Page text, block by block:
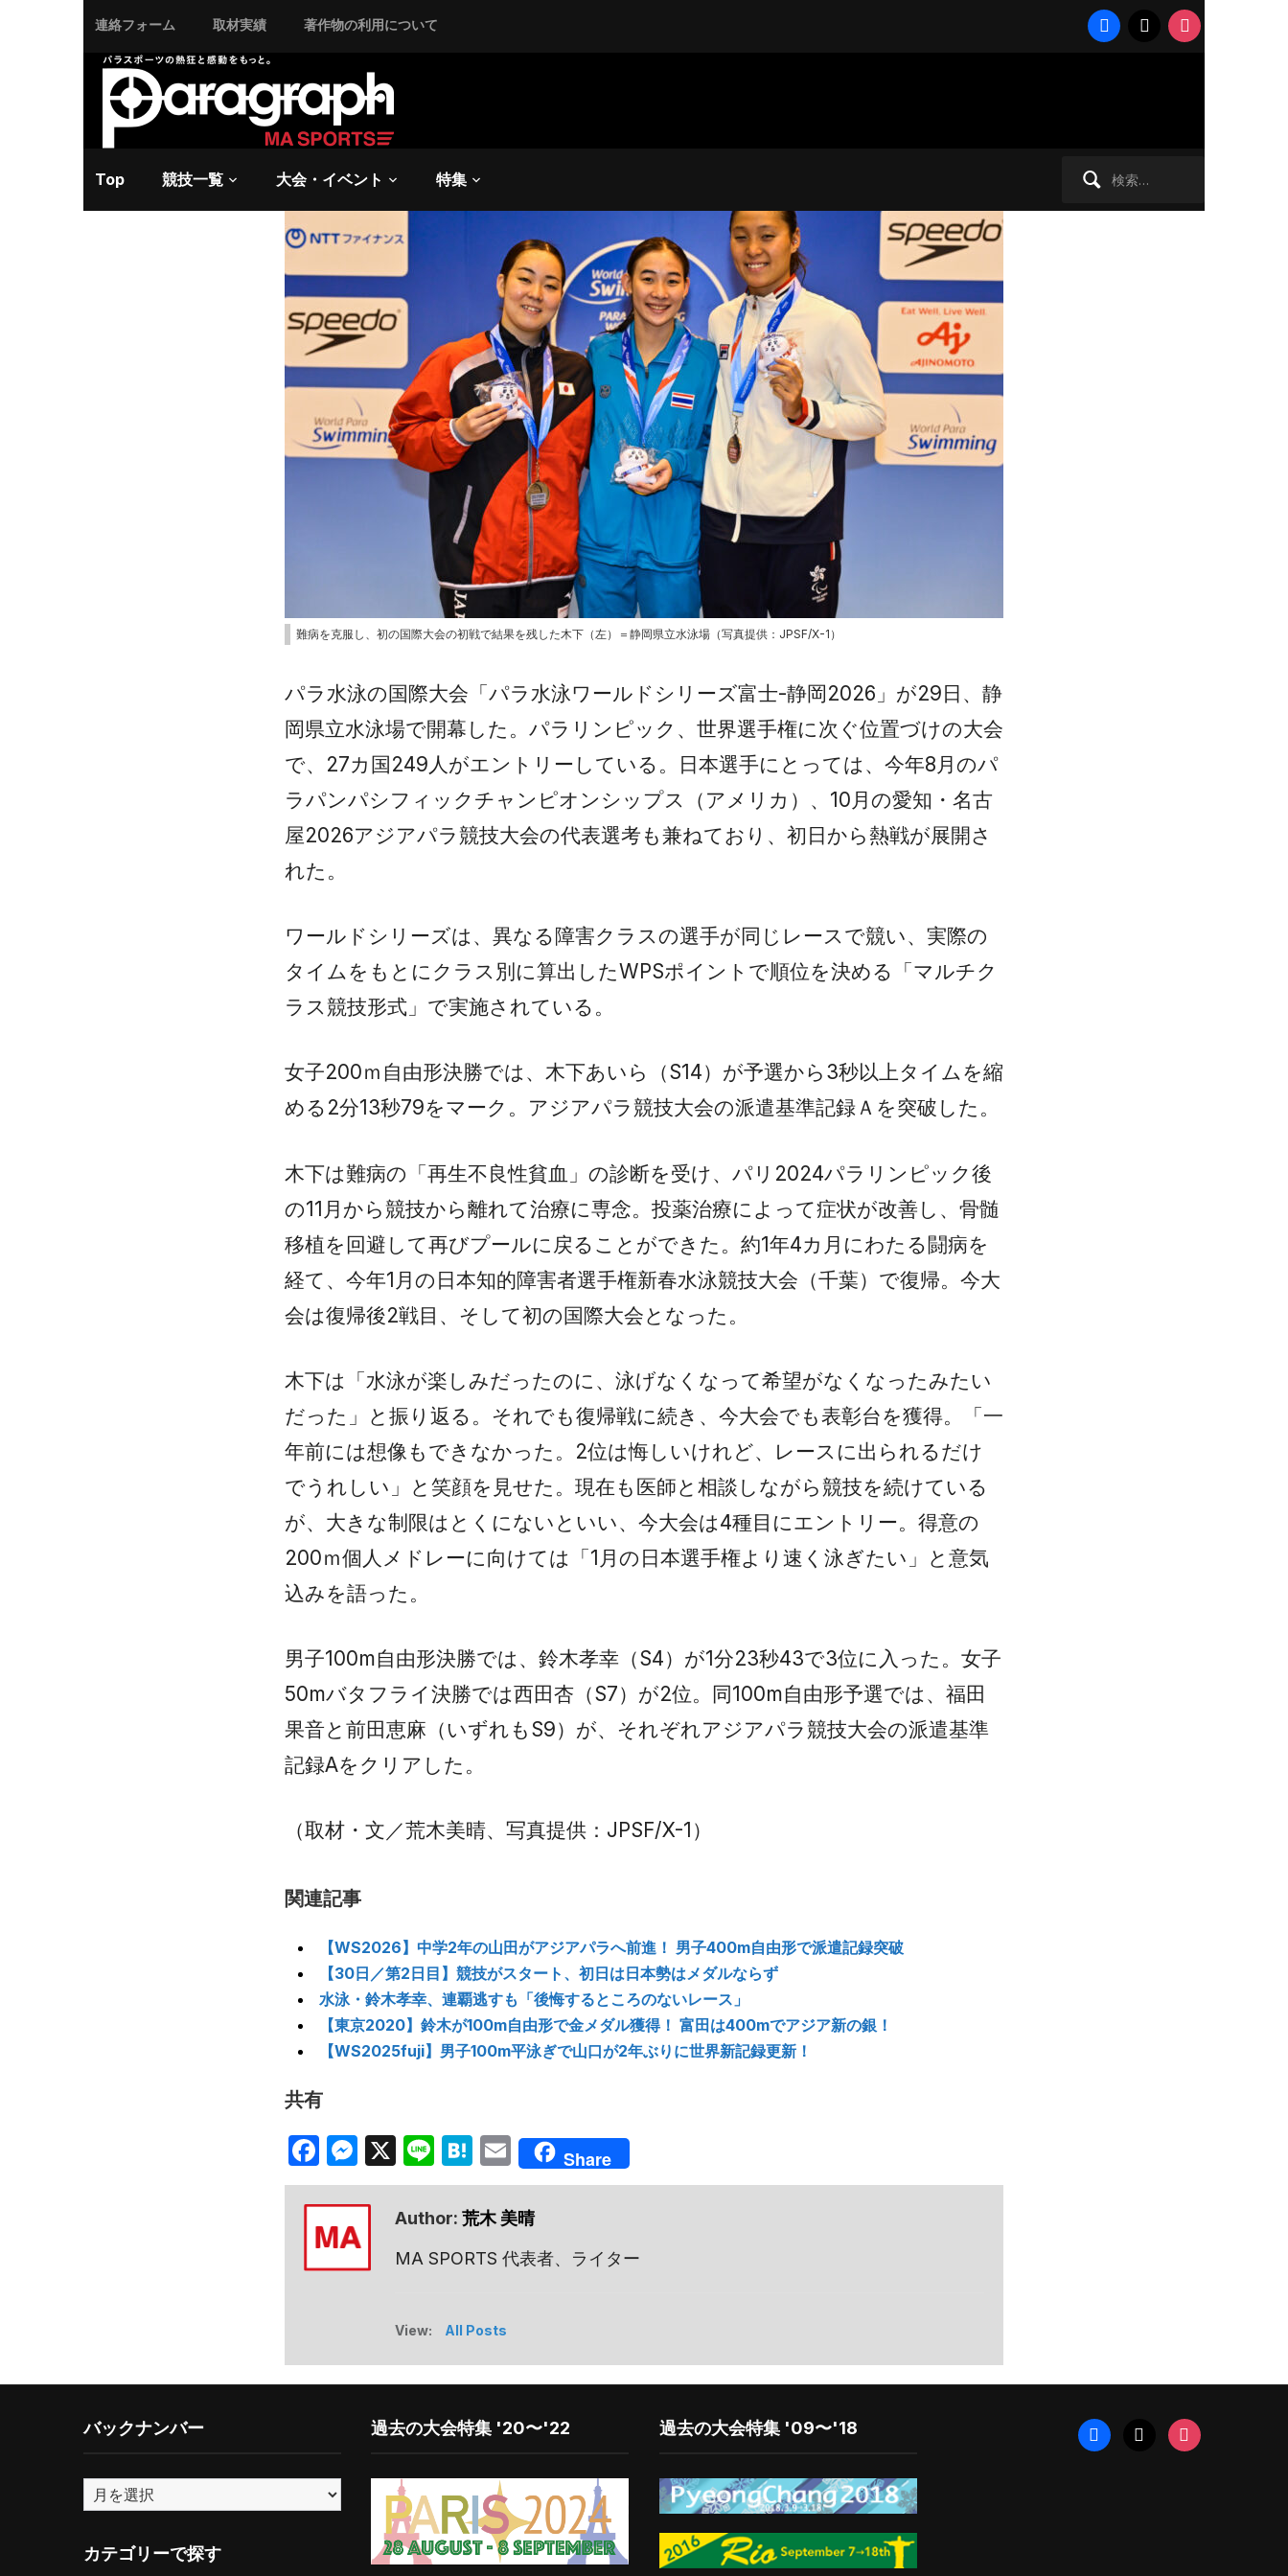
facebook instagram
連絡フォーム 取材実績 著作物の利用について
Top 競技一覧 大会・イベント 特集
2026/5/30 土曜日 -水泳
【WS2026】木下あいらが国際大会復帰！
難病を克服し、初の国際大会の初戦で結果を残した木下（左）＝静岡県立水泳場（写真提供：JPSF/X-1）
パラ水泳の国際大会「パラ水泳ワールドシリーズ富士-静岡2026」が29日、静
岡県立水泳場で開幕した。パラリンピック、世界選手権に次ぐ位置づけの大会
で、27カ国249人がエントリーしている。日本選手にとっては、今年8月のパ
ラパンパシフィックチャンピオンシップス（アメリカ）、10月の愛知・名古
屋2026アジアパラ競技大会の代表選考も兼ねており、初日から熱戦が展開さ
れた。
ワールドシリーズは、異なる障害クラスの選手が同じレースで競い、実際の
タイムをもとにクラス別に算出したWPSポイントで順位を決める「マルチク
ラス競技形式」で実施されている。
女子200ｍ自由形決勝では、木下あいら（S14）が予選から3秒以上タイムを縮
める2分13秒79をマーク。アジアパラ競技大会の派遣基準記録Ａを突破した。
木下は難病の「再生不良性貧血」の診断を受け、パリ2024パラリンピック後
の11月から競技から離れて治療に専念。投薬治療によって症状が改善し、骨髄
移植を回避して再びプールに戻ることができた。約1年4カ月にわたる闘病を
経て、今年1月の日本知的障害者選手権新春水泳競技大会（千葉）で復帰。今大
会は復帰後2戦目、そして初の国際大会となった。
木下は「水泳が楽しみだったのに、泳げなくなって希望がなくなったみたい
だった」と振り返る。それでも復帰戦に続き、今大会でも表彰台を獲得。「一
年前には想像もできなかった。2位は悔しいけれど、レースに出られるだけ
でうれしい」と笑顔を見せた。現在も医師と相談しながら競技を続けている
が、大きな制限はとくにないといい、今大会は4種目にエントリー。得意の
200ｍ個人メドレーに向けては「1月の日本選手権より速く泳ぎたい」と意気
込みを語った。
男子100m自由形決勝では、鈴木孝幸（S4）が1分23秒43で3位に入った。女子
50mバタフライ決勝では西田杏（S7）が2位。同100m自由形予選では、福田
果音と前田恵麻（いずれもS9）が、それぞれアジアパラ競技大会の派遣基準
記録Aをクリアした。
（取材・文／荒木美晴、写真提供：JPSF/X-1）
関連記事
【WS2026】中学2年の山田がアジアパラへ前進！ 男子400m自由形で派遣記録突破
【30日／第2日目】競技がスタート、初日は日本勢はメダルならず
水泳・鈴木孝幸、連覇逃すも「後悔するところのないレース」
【東京2020】鈴木が100m自由形で金メダル獲得！ 富田は400mでアジア新の銀！
【WS2025fuji】男子100m平泳ぎで山口が2年ぶりに世界新記録更新！
共有
Facebook
Messenger
X LineHatena
EmailShare
Author: 荒木 美晴
MA SPORTS 代表者、ライター
View: All Posts
バックナンバー
バ
ッ
ク
ナ
カテゴリーで探す
過去の大会特集 '20〜'22 過去の大会特集 '09〜'18 facebook instagram